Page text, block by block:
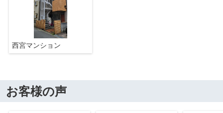
西宮マンション
お客様の声